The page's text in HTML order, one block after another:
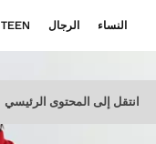
انتقل إلى المحتوى الرئيسي
النساء الرجال TEEN